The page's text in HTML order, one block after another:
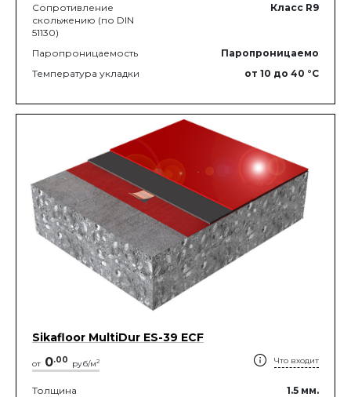
Сопротивление
скольжению (по DIN
51130)
Класс R9
Паропроницаемость
Паропроницаемо
Температура укладки
от 10 до 40 °C
Sikafloor MultiDur ES-39 ECF
от 0.00 руб/м2 Что входит
Толщина 1.5 мм.